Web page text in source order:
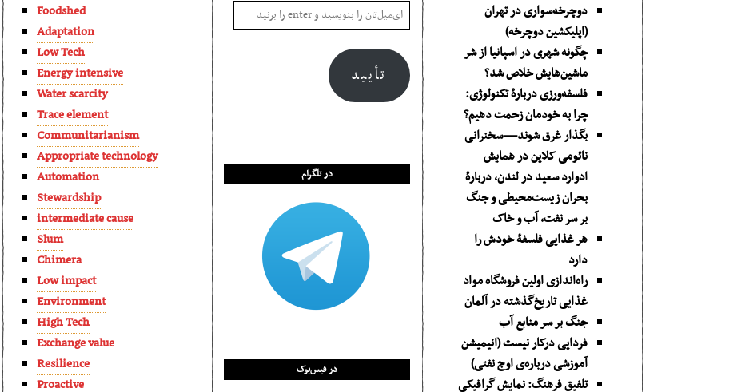
Foodshed
Adaptation
Low Tech
Energy intensive
Water scarcity
Trace element
Communitarianism
Appropriate technology
Automation
Stewardship
intermediate cause
Slum
Chimera
Low impact
Environment
High Tech
Exchange value
Resilience
Proactive
تأیید
در تلگرام
در فیس‌بوک
دوچرخه‌سواری در تهران
(اپلیکشین دوچرخه)
چگونه شهری در اسپانیا از شر
ماشین‌هایش خلاص شد؟
فلسفه‌ورزی دربارهٔ تکنولوژی:
چرا به خودمان زحمت دهیم؟
بگذار غرق شوند—سخنرانی
نائومی کلاین در همایش
ادوارد سعید در لندن، دربارۀ
بحران زیست‌محیطی و جنگ
بر سر نفت، آب و خاک
هر غذایی فلسفۀ خودش را
دارد
راه‌اندازی اولین فروشگاه مواد
غذایی تاریخ‌گذشته در آلمان
جنگ بر سر منابع آب
فردایی درکار نیست (انیمیشن
آموزشی درباره‌ی اوج نفتی)
تلفیقِ فرهنگ: نمایشِ گرافیکیِ